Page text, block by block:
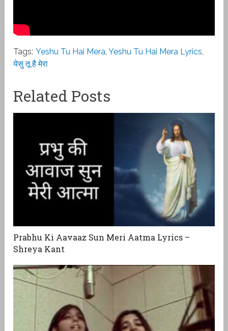
Tags: Yeshu Tu Hai Mera,Yeshu Tu Hai Mera Lyrics,
येसु तू है मेरा
Related Posts
Prabhu Ki Aavaaz Sun Meri Aatma Lyrics –
Shreya Kant